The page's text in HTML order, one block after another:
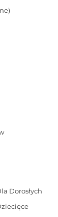
Dorosłych